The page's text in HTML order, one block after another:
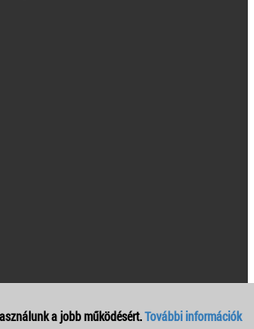
a jobb működésért.További információk